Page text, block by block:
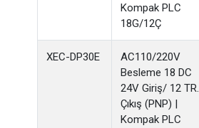
Kompak PLC
18G/12Ç
XEC-DP30E
AC110/220V
Besleme 18 DC
24V Giriş/ 12 TR.
Çıkış (PNP) |
Kompak PLC